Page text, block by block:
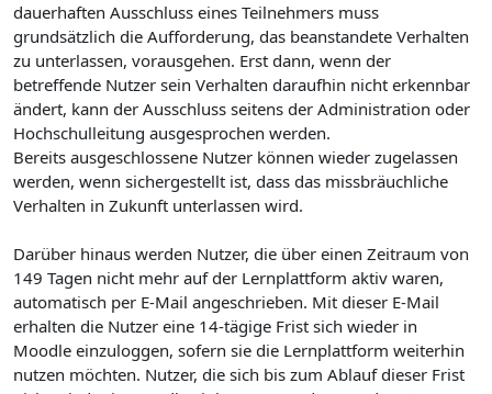
dauerhaften Ausschluss eines Teilnehmers muss
grundsätzlich die Aufforderung, das beanstandete Verhalten
zu unterlassen, vorausgehen. Erst dann, wenn der
betreffende Nutzer sein Verhalten daraufhin nicht erkennbar
ändert, kann der Ausschluss seitens der Administration oder
Hochschulleitung ausgesprochen werden.
Bereits ausgeschlossene Nutzer können wieder zugelassen
werden, wenn sichergestellt ist, dass das missbräuchliche
Verhalten in Zukunft unterlassen wird.
Darüber hinaus werden Nutzer, die über einen Zeitraum von
149 Tagen nicht mehr auf der Lernplattform aktiv waren,
automatisch per E-Mail angeschrieben. Mit dieser E-Mail
erhalten die Nutzer eine 14-tägige Frist sich wieder in
Moodle einzuloggen, sofern sie die Lernplattform weiterhin
nutzen möchten. Nutzer, die sich bis zum Ablauf dieser Frist